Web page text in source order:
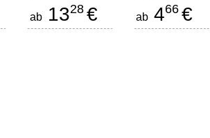
ab1328 € ab 466 €